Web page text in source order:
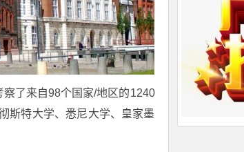
察了来自98个国家/地区的1240
斯特大学、悉尼大学、皇家墨